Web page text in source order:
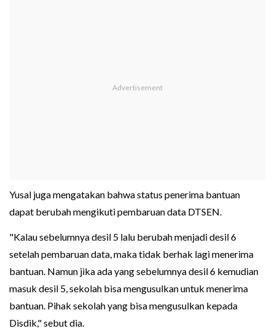
Yusal juga mengatakan bahwa status penerima bantuan
dapat berubah mengikuti pembaruan data DTSEN.
"Kalau sebelumnya desil 5 lalu berubah menjadi desil 6
setelah pembaruan data, maka tidak berhak lagi menerima
bantuan. Namun jika ada yang sebelumnya desil 6 kemudian
masuk desil 5, sekolah bisa mengusulkan untuk menerima
bantuan. Pihak sekolah yang bisa mengusulkan kepada
Disdik," sebut dia.